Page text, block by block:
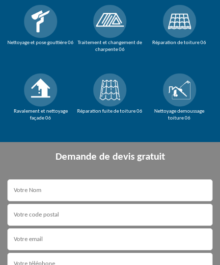
Nettoyage et pose gouttière 06
Ravalement et nettoyage
façade 06
Traitement et changement de
charpente 06
Réparation fuite de toiture 06
Réparation de toiture 06
Nettoyage demoussage
toiture 06
Demande de devis gratuit